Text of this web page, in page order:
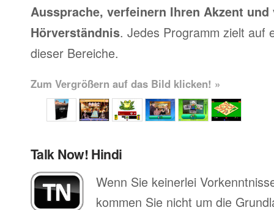
Aussprache, verfeinern Ihren Akzent
Hörverständnis. Jedes Programm zielt auf
dieser Bereiche.
Zum Vergrößern auf das Bild klicken! »
Talk Now! Hindi
Wenn Sie keinerlei
kommen Sie nicht um die